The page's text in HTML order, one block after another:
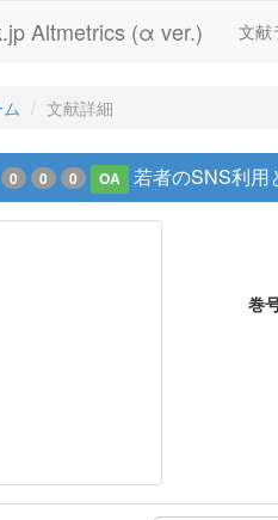
Altmetrics (α ver.) 文献
文献詳細
0 0 0 OA 若者のSNS利
巻